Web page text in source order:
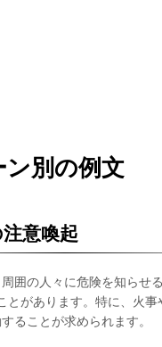
別の例文
意喚起
囲の人々に危険を知らせ
とがあります。特に、火
ることが求められます。